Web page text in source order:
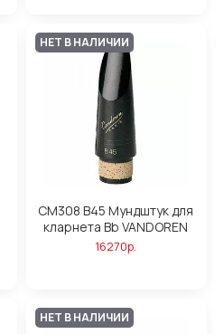
НЕТ В НАЛИЧИИ
CM308 B45 Мундштук для
кларнета Bb VANDOREN
16270р.
НЕТ В НАЛИЧИИ